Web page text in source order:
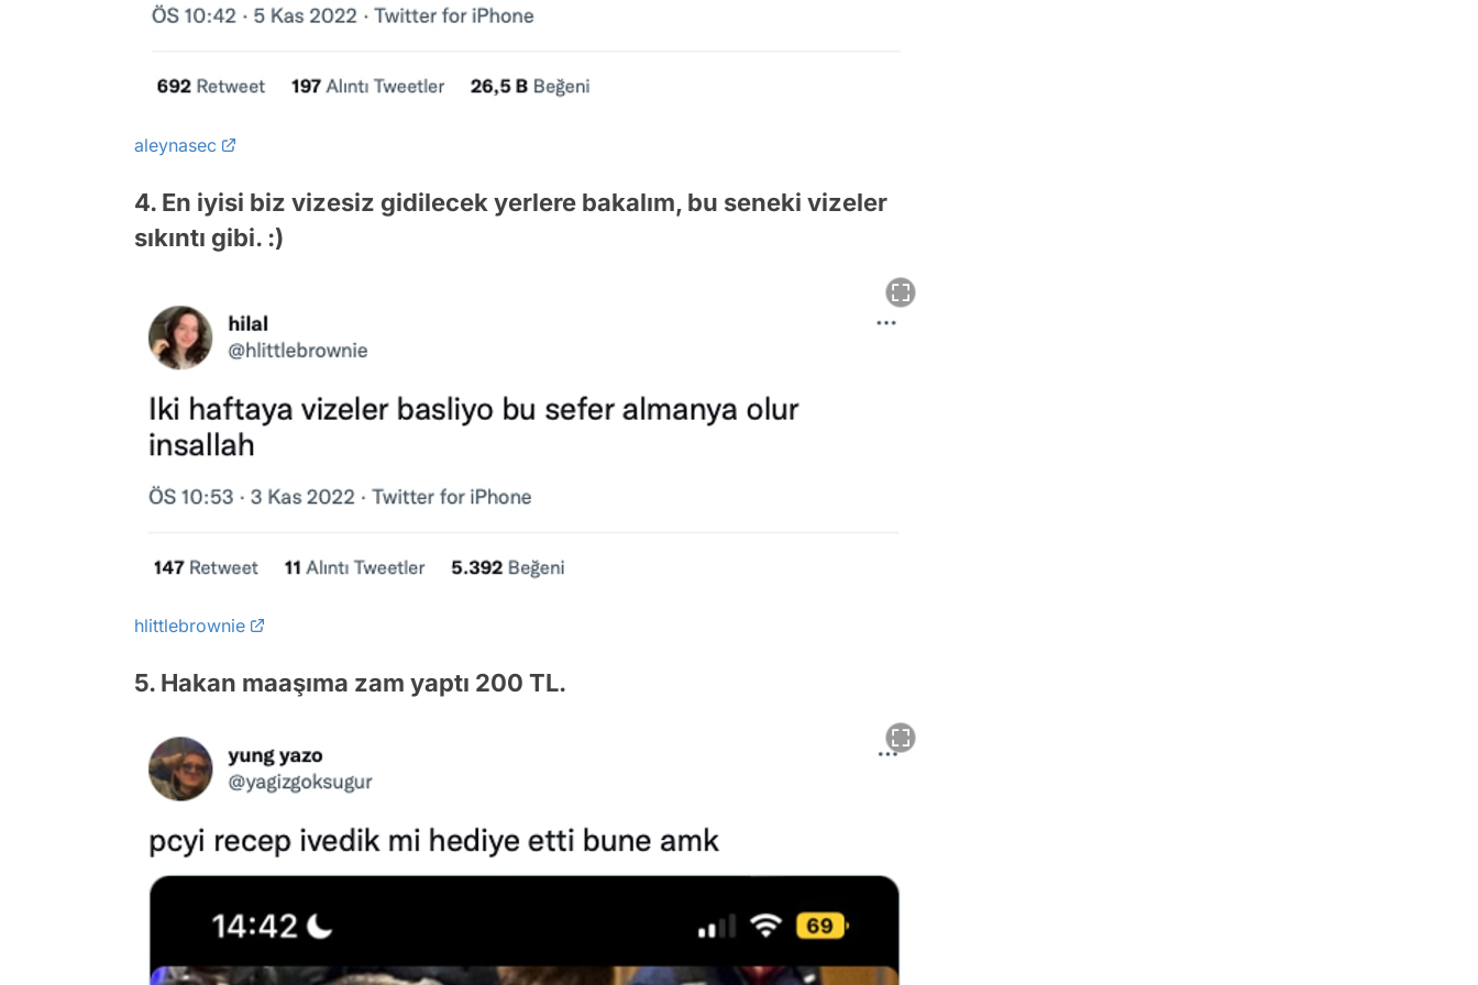
aleynasec
4. En iyisi biz vizesiz gidilecek yerlere bakalım, bu seneki vizeler
sıkıntı gibi. :)
hlittlebrownie
5. Hakan maaşıma zam yaptı 200 TL.